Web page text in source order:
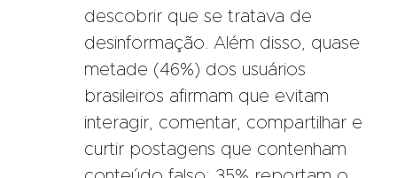
descobrir que se tratava de
desinformação. Além disso, quase
metade (46%) dos usuários
brasileiros afirmam que evitam
interagir, comentar, compartilhar e
curtir postagens que contenham